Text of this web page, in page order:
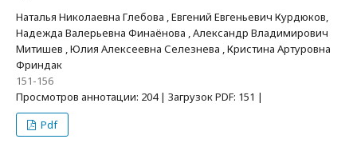
Наталья Николаевна Глебова , Евгений Евгеньевич Курдюков,
Надежда Валерьевна Финаёнова , Александр Владимирович
Митишев , Юлия Алексеевна Селезнева , Кристина Артуровна
Фриндак
151-156
Просмотров аннотации: 204 | Загрузок PDF: 151 |
Pdf